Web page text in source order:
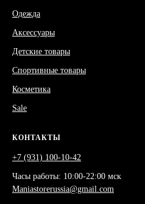
Одежда
Аксессуары
Детские товары
Спортивные товары
Косметика
Sale
КОНТАКТЫ
+7 (931) 100-10-42
Часы работы: 10:00-22:00 мск
Maniastorerussia@gmail.com